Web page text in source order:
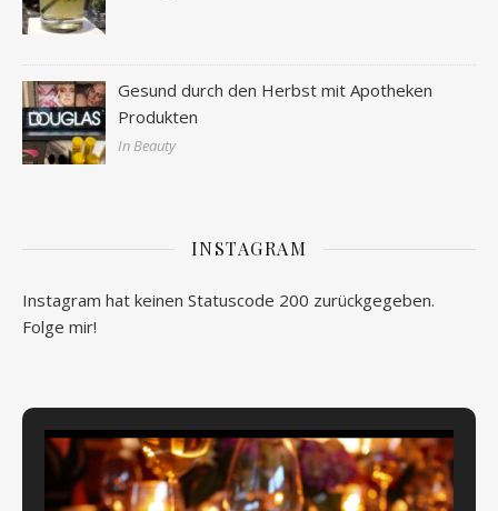
Gesund durch den Herbst mit Apotheken
Produkten
In Beauty
INSTAGRAM
Instagram hat keinen Statuscode 200 zurückgegeben.
Folge mir!